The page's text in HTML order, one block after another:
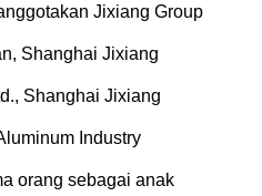
Jixiang Group
Shanghai Jixiang
Shanghai Jixiang
Industry
orang sebagai anak